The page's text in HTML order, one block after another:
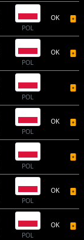
POL
OK
POL
OK
POL
POL
OK
POL
POL
OK
POL
OK